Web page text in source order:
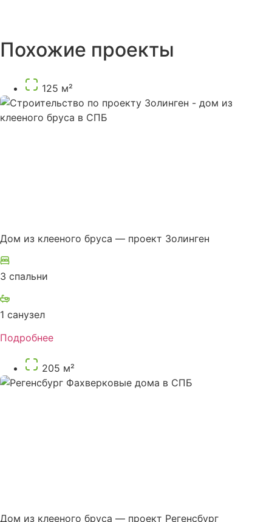
Похожие проекты
125 м²
Дом из клееного бруса — проект Золинген
3 спальни
1 санузел
Подробнее
205 м²
Дом из клееного бруса — проект Регенсбург